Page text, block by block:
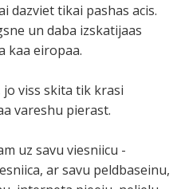
dazviet tikai pashas acis.
un daba izskatijaas
kaa eiropaa.
viss skita tik krasi
vareshu pierast.
uz savu viesniicu -
ar savu peldbaseinu,